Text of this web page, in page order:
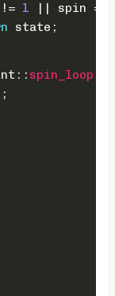
1 || spin ==
state;
spin_loop
;